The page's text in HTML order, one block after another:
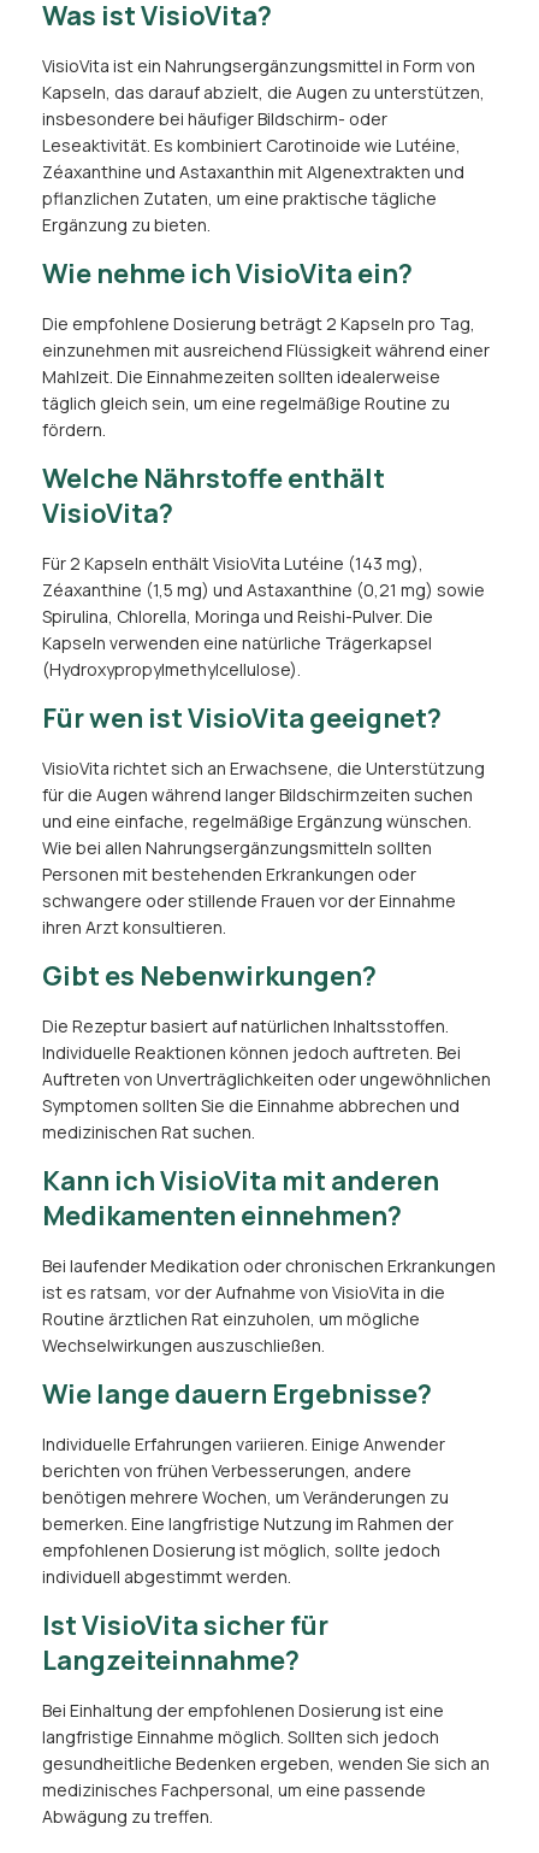
Was ist VisioVita?
VisioVita ist ein Nahrungsergänzungsmittel in Form von
Kapseln, das darauf abzielt, die Augen zu unterstützen,
insbesondere bei häufiger Bildschirm- oder
Leseaktivität. Es kombiniert Carotinoide wie Lutéine,
Zéaxanthine und Astaxanthin mit Algenextrakten und
pflanzlichen Zutaten, um eine praktische tägliche
Ergänzung zu bieten.
Wie nehme ich VisioVita ein?
Die empfohlene Dosierung beträgt 2 Kapseln pro Tag,
einzunehmen mit ausreichend Flüssigkeit während einer
Mahlzeit. Die Einnahmezeiten sollten idealerweise
täglich gleich sein, um eine regelmäßige Routine zu
fördern.
Welche Nährstoffe enthält
VisioVita?
Für 2 Kapseln enthält VisioVita Lutéine (143 mg),
Zéaxanthine (1,5 mg) und Astaxanthine (0,21 mg) sowie
Spirulina, Chlorella, Moringa und Reishi-Pulver. Die
Kapseln verwenden eine natürliche Trägerkapsel
(Hydroxypropylmethylcellulose).
Für wen ist VisioVita geeignet?
VisioVita richtet sich an Erwachsene, die Unterstützung
für die Augen während langer Bildschirmzeiten suchen
und eine einfache, regelmäßige Ergänzung wünschen.
Wie bei allen Nahrungsergänzungsmitteln sollten
Personen mit bestehenden Erkrankungen oder
schwangere oder stillende Frauen vor der Einnahme
ihren Arzt konsultieren.
Gibt es Nebenwirkungen?
Die Rezeptur basiert auf natürlichen Inhaltsstoffen.
Individuelle Reaktionen können jedoch auftreten. Bei
Auftreten von Unverträglichkeiten oder ungewöhnlichen
Symptomen sollten Sie die Einnahme abbrechen und
medizinischen Rat suchen.
Kann ich VisioVita mit anderen
Medikamenten einnehmen?
Bei laufender Medikation oder chronischen Erkrankungen
ist es ratsam, vor der Aufnahme von VisioVita in die
Routine ärztlichen Rat einzuholen, um mögliche
Wechselwirkungen auszuschließen.
Wie lange dauern Ergebnisse?
Individuelle Erfahrungen variieren. Einige Anwender
berichten von frühen Verbesserungen, andere
benötigen mehrere Wochen, um Veränderungen zu
bemerken. Eine langfristige Nutzung im Rahmen der
empfohlenen Dosierung ist möglich, sollte jedoch
individuell abgestimmt werden.
Ist VisioVita sicher für
Langzeiteinnahme?
Bei Einhaltung der empfohlenen Dosierung ist eine
langfristige Einnahme möglich. Sollten sich jedoch
gesundheitliche Bedenken ergeben, wenden Sie sich an
medizinisches Fachpersonal, um eine passende
Abwägung zu treffen.